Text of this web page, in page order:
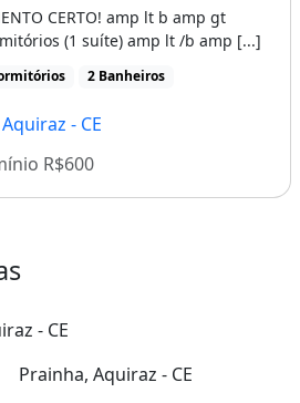
CERTO! amp lt b amp gt
(1 suíte) amp lt /b amp [...]
2 Banheiros
- CE
R$600
- CE
Prainha, Aquiraz - CE